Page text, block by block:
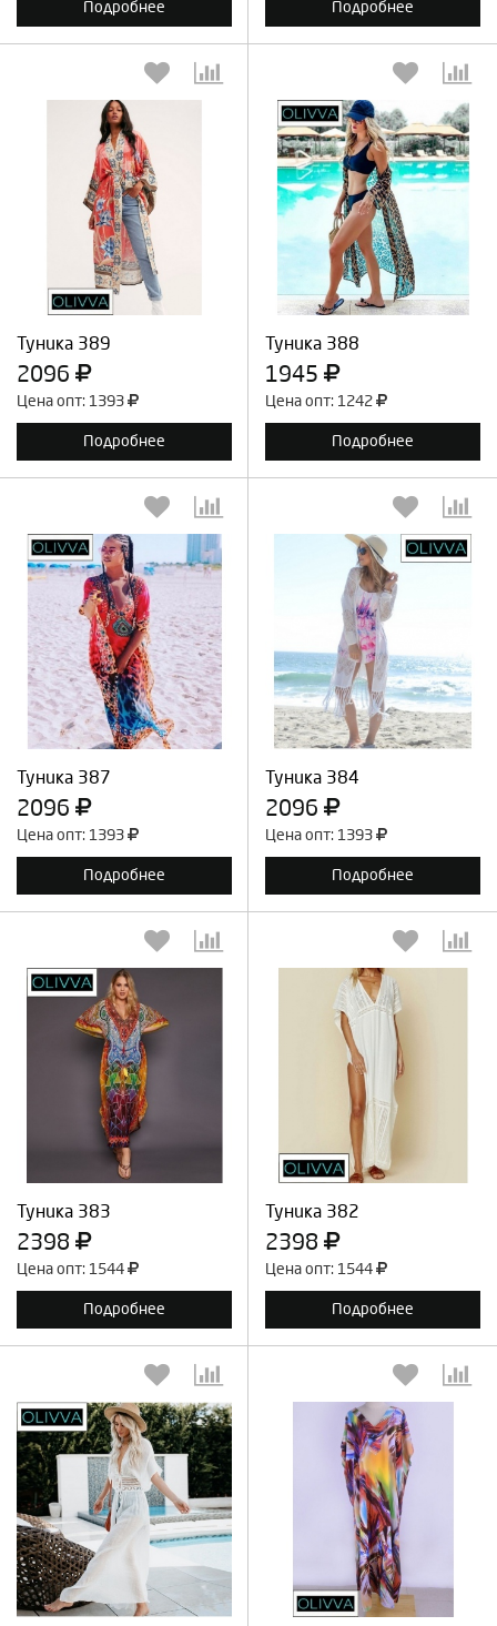
Подробнее Подробнее
Туника 389
2096
Цена опт: 1393
Подробнее
Выберите количество:
Продолжить Отмена
Туника 388
1945
Цена опт: 1242
Подробнее
Выберите количество:
Продолжить Отмена
Туника 387
2096
Цена опт: 1393
Подробнее
Выберите количество:
Продолжить Отмена
Туника 384
2096
Цена опт: 1393
Подробнее
Выберите количество:
Продолжить Отмена
Туника 383
2398
Цена опт: 1544
Подробнее
Выберите количество:
Продолжить
Туника 382
2398
Цена опт: 1544
Подробнее
Выберите количество:
Продолжить
Выберите количество:
Продолжить Отмена
Выберите количество:
Продолжить Отмена